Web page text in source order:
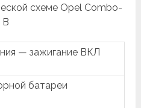
схеме Opel Combo-
B
— зажигание ВКЛ
батареи